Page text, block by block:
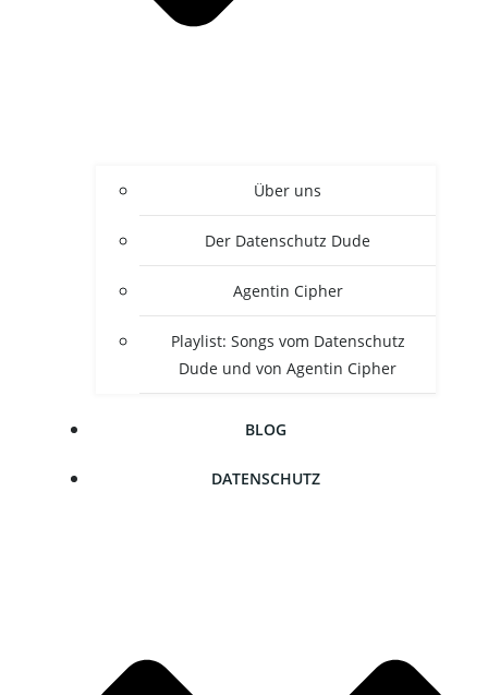
Über uns
Der Daten­schutz Dude
Agen­tin Cipher
Play­list: Songs vom Daten­schutz
Dude und von Agen­tin Cipher
BLOG
DATEN­SCHUTZ